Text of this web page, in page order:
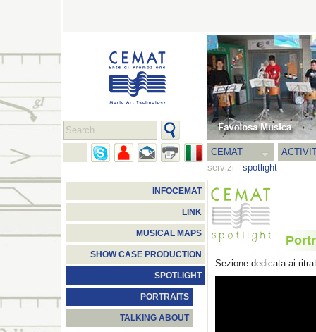
CEMAT
servizi - spotlight -
INFOCEMAT
LINK
MUSICAL MAPS
SHOW CASE PRODUCTION
SPOTLIGHT
PORTRAITS
TALKING ABOUT
Sezione dedicata ai